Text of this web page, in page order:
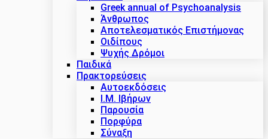
Greek annual of Psychoanalysis
Άνθρωπος
Αποτελεσματικός Επιστήμονας
Οιδίπους
Ψυχής Δρόμοι
Παιδικά
Πρακτoρεύσεις
Αυτοεκδόσεις
Ι.Μ. Ιβήρων
Παρουσία
Πορφύρα
Σύναξη